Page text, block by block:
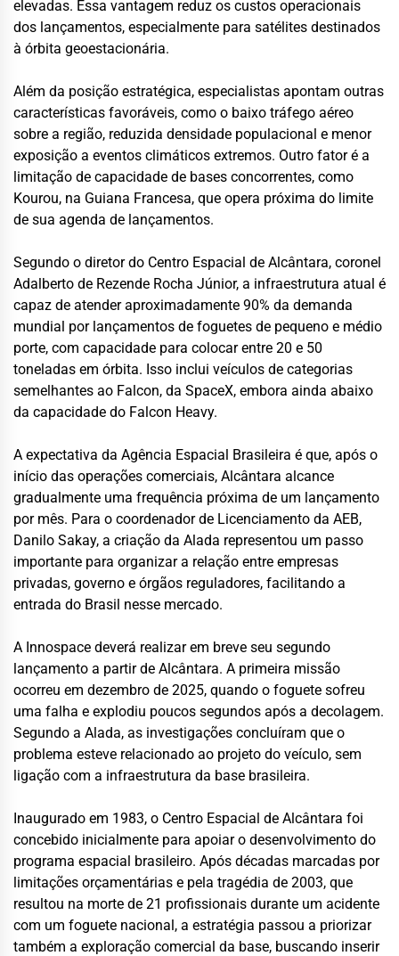
elevadas. Essa vantagem reduz os custos operacionais
dos lançamentos, especialmente para satélites destinados
à órbita geoestacionária.
Além da posição estratégica, especialistas apontam outras
características favoráveis, como o baixo tráfego aéreo
sobre a região, reduzida densidade populacional e menor
exposição a eventos climáticos extremos. Outro fator é a
limitação de capacidade de bases concorrentes, como
Kourou, na Guiana Francesa, que opera próxima do limite
de sua agenda de lançamentos.
Segundo o diretor do Centro Espacial de Alcântara, coronel
Adalberto de Rezende Rocha Júnior, a infraestrutura atual é
capaz de atender aproximadamente 90% da demanda
mundial por lançamentos de foguetes de pequeno e médio
porte, com capacidade para colocar entre 20 e 50
toneladas em órbita. Isso inclui veículos de categorias
semelhantes ao Falcon, da SpaceX, embora ainda abaixo
da capacidade do Falcon Heavy.
A expectativa da Agência Espacial Brasileira é que, após o
início das operações comerciais, Alcântara alcance
gradualmente uma frequência próxima de um lançamento
por mês. Para o coordenador de Licenciamento da AEB,
Danilo Sakay, a criação da Alada representou um passo
importante para organizar a relação entre empresas
privadas, governo e órgãos reguladores, facilitando a
entrada do Brasil nesse mercado.
A Innospace deverá realizar em breve seu segundo
lançamento a partir de Alcântara. A primeira missão
ocorreu em dezembro de 2025, quando o foguete sofreu
uma falha e explodiu poucos segundos após a decolagem.
Segundo a Alada, as investigações concluíram que o
problema esteve relacionado ao projeto do veículo, sem
ligação com a infraestrutura da base brasileira.
Inaugurado em 1983, o Centro Espacial de Alcântara foi
concebido inicialmente para apoiar o desenvolvimento do
programa espacial brasileiro. Após décadas marcadas por
limitações orçamentárias e pela tragédia de 2003, que
resultou na morte de 21 profissionais durante um acidente
com um foguete nacional, a estratégia passou a priorizar
também a exploração comercial da base, buscando inserir